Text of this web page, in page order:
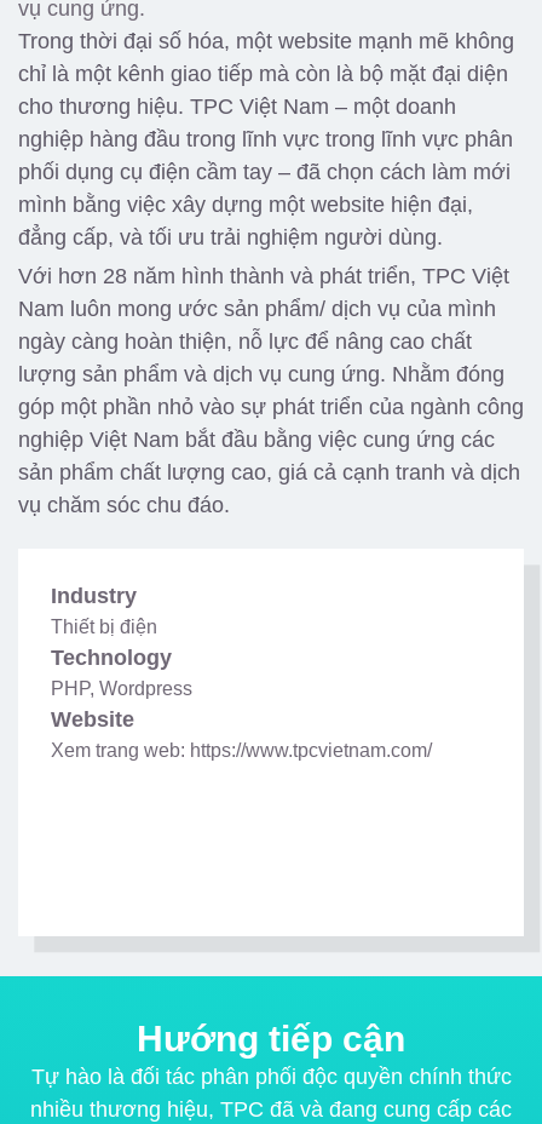
vụ cung ứng.
Trong thời đại số hóa, một website mạnh mẽ không
chỉ là một kênh giao tiếp mà còn là bộ mặt đại diện
cho thương hiệu. TPC Việt Nam – một doanh
nghiệp hàng đầu trong lĩnh vực trong lĩnh vực phân
phối dụng cụ điện cầm tay – đã chọn cách làm mới
mình bằng việc xây dựng một website hiện đại,
đẳng cấp, và tối ưu trải nghiệm người dùng.
Với hơn 28 năm hình thành và phát triển, TPC Việt
Nam luôn mong ước sản phẩm/ dịch vụ của mình
ngày càng hoàn thiện, nỗ lực để nâng cao chất
lượng sản phẩm và dịch vụ cung ứng. Nhằm đóng
góp một phần nhỏ vào sự phát triển của ngành công
nghiệp Việt Nam bắt đầu bằng việc cung ứng các
sản phẩm chất lượng cao, giá cả cạnh tranh và dịch
vụ chăm sóc chu đáo.
Industry
Thiết bị điện
Technology
PHP, Wordpress
Website
Xem trang web: https://www.tpcvietnam.com/
Hướng tiếp cận
Tự hào là đối tác phân phối độc quyền chính thức
nhiều thương hiệu, TPC đã và đang cung cấp các